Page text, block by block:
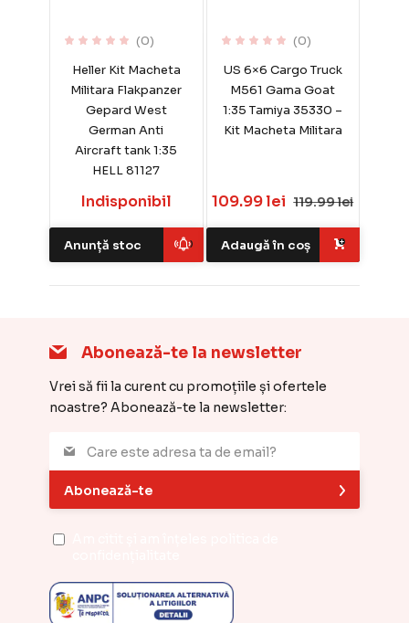
(0)
Heller Kit Macheta
Militara Flakpanzer
Gepard West
German Anti
Aircraft tank 1:35
HELL 81127
Indisponibil
Anunță stoc
(0)
US 6×6 Cargo Truck
M561 Gama Goat
1:35 Tamiya 35330 –
Kit Macheta Militara
109.99 lei 119.99 lei
Adaugă în coș
Abonează-te la newsletter
Vrei să fii la curent cu promoțiile și ofertele
noastre? Abonează-te la newsletter:
Abonează-te